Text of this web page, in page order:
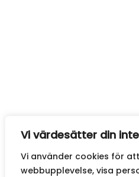
Vi värdesätter din
Vi använder cookies för
webbupplevelse, visa